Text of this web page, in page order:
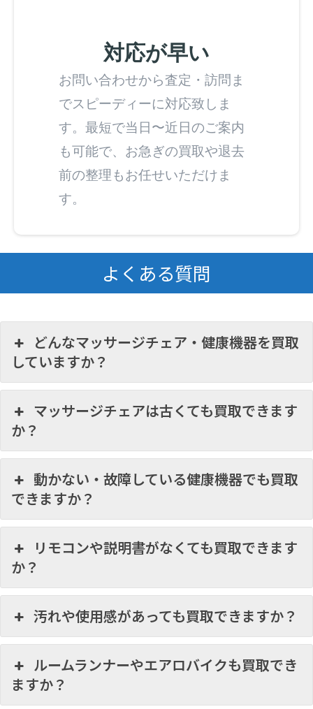
対応が早い
お問い合わせから査定・訪問ま
でスピーディーに対応致しま
す。最短で当日〜近日のご案内
も可能で、お急ぎの買取や退去
前の整理もお任せいただけま
す。
よくある質問
どんなマッサージチェア・健康機器を買取
していますか？
マッサージチェアは古くても買取できます
か？
動かない・故障している健康機器でも買取
できますか？
リモコンや説明書がなくても買取できます
か？
汚れや使用感があっても買取できますか？
ルームランナーやエアロバイクも買取でき
ますか？